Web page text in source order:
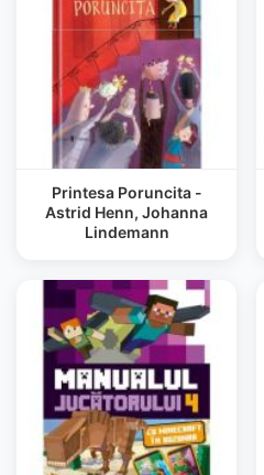
Printesa Poruncita -
Astrid Henn, Johanna
Lindemann